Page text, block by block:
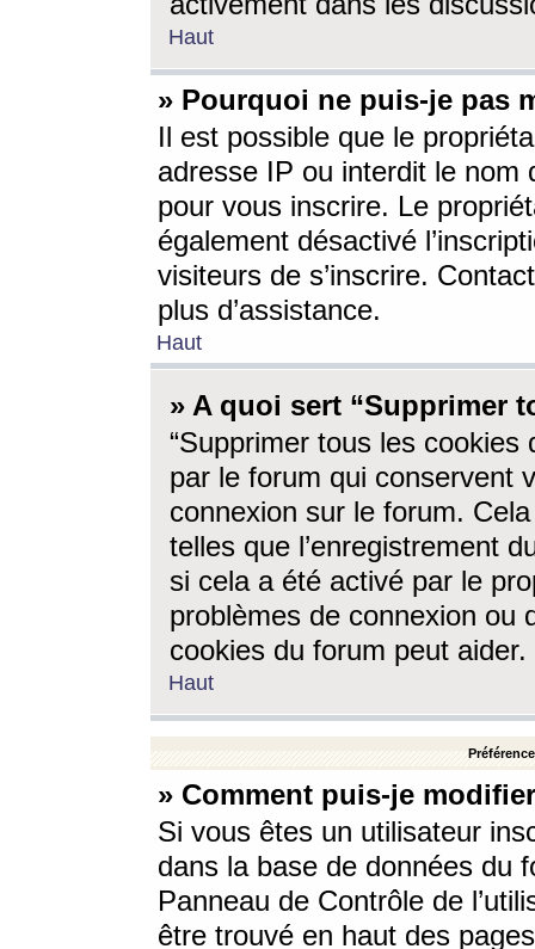
Haut
» Pourquoi ne puis-je pas
Il est possible que le
adresse IP ou interdit le nom
pour vous inscrire. Le
également désactivé
visiteurs de s’inscrire.
plus d’assistance.
Haut
» A quoi sert “Supprimer
“Supprimer tous les cookies
par le forum qui conservent
connexion sur le forum.
telles que l’enregistrement
si cela a été activé par le
problèmes de connexion ou
cookies du forum peut aider.
Haut
» Comment puis-je
Si vous êtes un utilisateur
dans la base de données du
Panneau de Contrôle de
être trouvé en haut des